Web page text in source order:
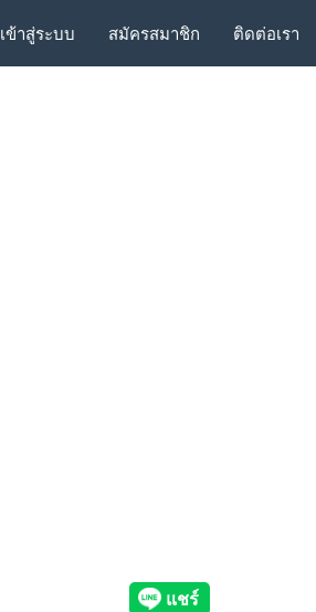
เข้าสู่ระบบ สมัครสมาชิก ติดต่อเรา